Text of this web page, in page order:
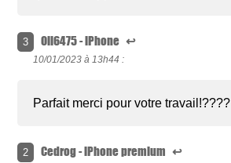
3 Oli6475 - iPhone ↩
10/01/2023 à 13h44 :
Parfait merci pour votre travail!????
2 Cedrog - iPhone premium ↩